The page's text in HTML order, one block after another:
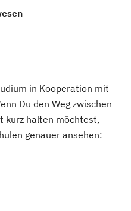
in Kooperation mit
Du den Weg zwischen
kurz halten möchtest,
genauer ansehen: